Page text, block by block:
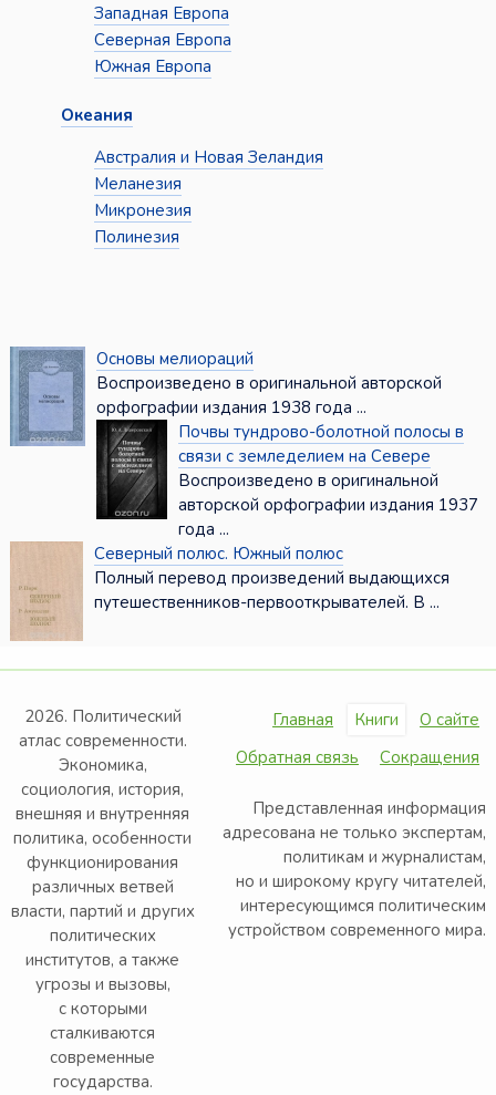
Западная Европа
Северная Европа
Южная Европа
Океания
Австралия и Новая Зеландия
Меланезия
Микронезия
Полинезия
Основы мелиораций
Воспроизведено в оригинальной авторской
орфографии издания 1938 года ...
Почвы тундрово-болотной полосы в
связи с земледелием на Севере
Воспроизведено в оригинальной
авторской орфографии издания 1937
года ...
Северный полюс. Южный полюс
Полный перевод произведений выдающихся
путешественников-первооткрывателей. В ...
2026. Политический
атлас современности.
Экономика,
социология, история,
внешняя и внутренняя
политика, особенности
функционирования
различных ветвей
власти, партий и других
политических
институтов, а также
угрозы и вызовы,
с которыми
сталкиваются
современные
государства.
Главная Книги
О сайте
Обратная связь
Сокращения
Представленная информация
адресована не только экспертам,
политикам и журналистам,
но и широкому кругу читателей,
интересующимся политическим
устройством современного мира.